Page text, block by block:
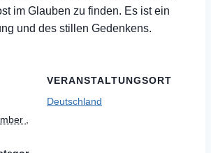
im Glauben zu finden. Es ist ein
und des stillen Gedenkens.
,
VERANSTALTUNGSORT
Deutschland